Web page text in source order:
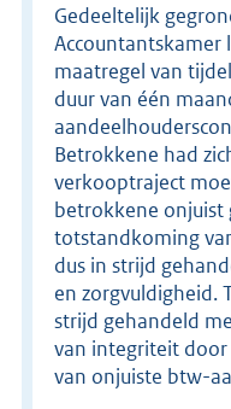
Gedeeltelijk
Accountantskamer
maatregel van
duur van één
Betrokkene had
verkooptraject
betrokkene onjuist
totstandkoming
dus in strijd
en zorgvuldigheid.
strijd gehandeld
van integriteit
van onjuiste btw-